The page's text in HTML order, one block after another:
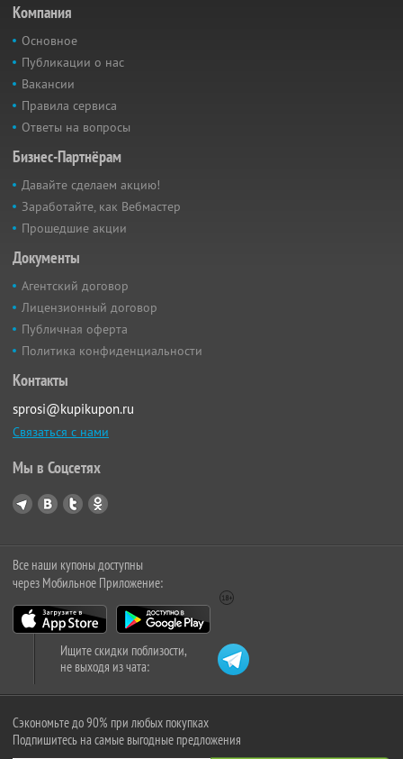
Компания
Основное
Публикации о нас
Вакансии
Правила сервиса
Ответы на вопросы
Бизнес-Партнёрам
Давайте сделаем акцию!
Заработайте, как Вебмастер
Прошедшие акции
Документы
Агентский договор
Лицензионный договор
Публичная оферта
Политика конфиденциальности
Контакты
sprosi@kupikupon.ru
Связаться с нами
Мы в Соцсетях
Все наши купоны доступны
через Мобильное Приложение:
Ищите скидки поблизости,
не выходя из чата:
Сэкономьте до 90% при любых покупках
Подпишитесь на самые выгодные предложения